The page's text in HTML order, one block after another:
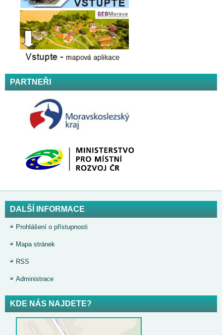
PARTNEŘI
DALŠÍ INFORMACE
Prohlášení o přístupnosti
Mapa stránek
RSS
Administrace
KDE NÁS NAJDETE?